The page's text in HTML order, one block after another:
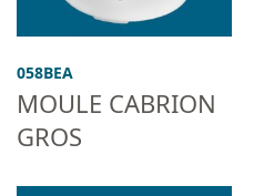
058BEA
MOULE CABRION
GROS